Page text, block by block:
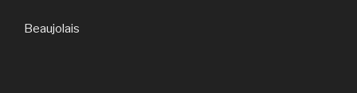
Beaujolais